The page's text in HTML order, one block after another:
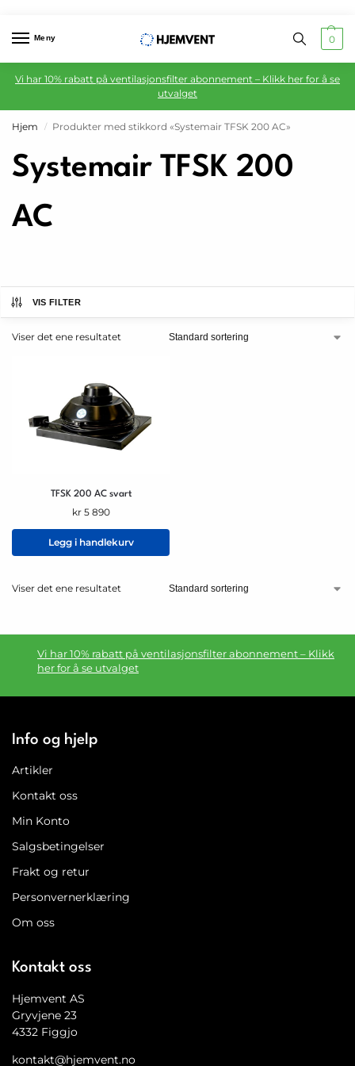
Meny 0
Vi har 10% rabatt på ventilasjonsfilter abonnement – Klikk her for å se
utvalget
Hjem / Produkter med stikkord «Systemair TFSK 200 AC»
Systemair TFSK 200
AC
VIS FILTER
Viser det ene resultatet
TFSK 200 AC svart
kr5 890
Legg i handlekurv
Viser det ene resultatet
Vi har 10% rabatt på ventilasjonsfilter abonnement – Klikk
her for å se utvalget
Info og hjelp
Artikler
Kontakt oss
Min Konto
Salgsbetingelser
Frakt og retur
Personvernerklæring
Om oss
Kontakt oss
Hjemvent AS
Gryvjene 23
4332 Figgjo
kontakt@hjemvent.no